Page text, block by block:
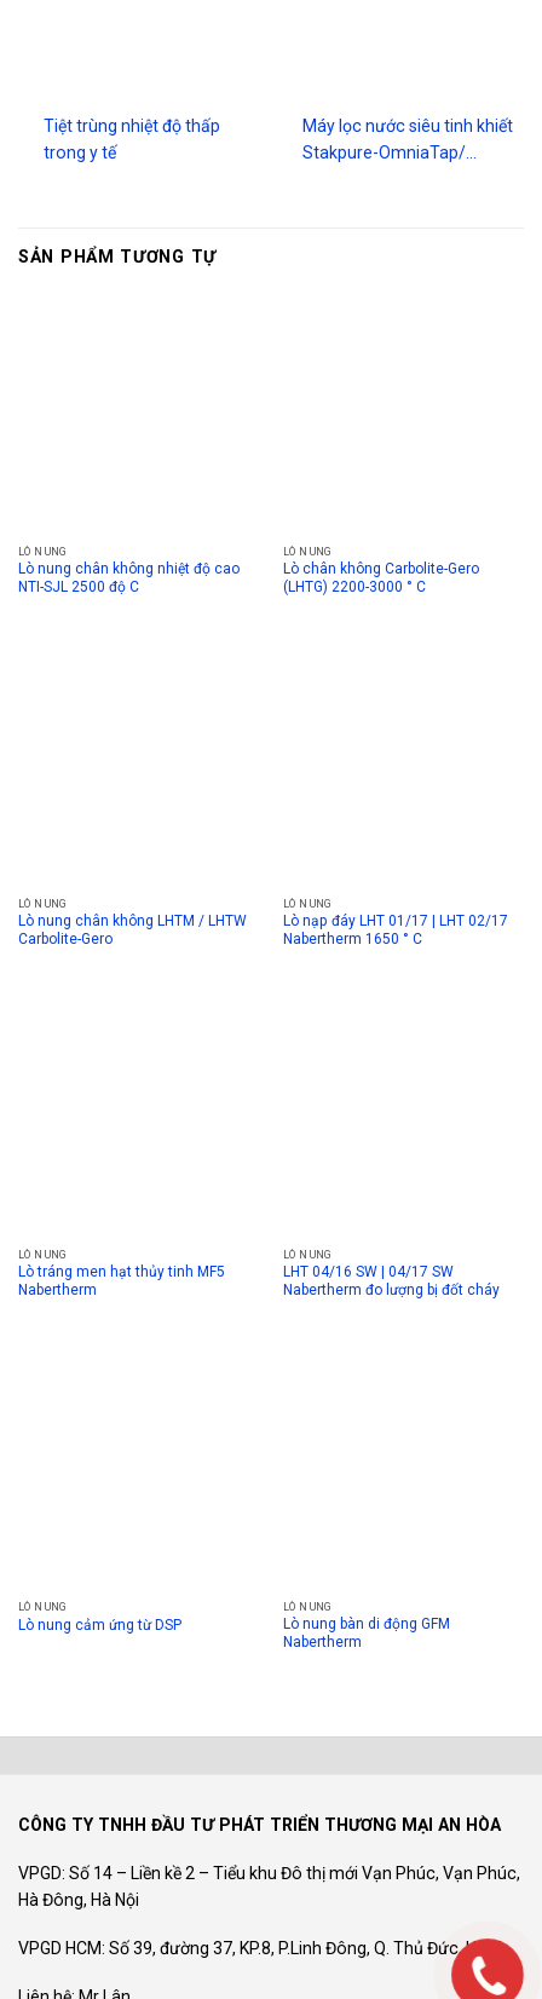
Tiệt trùng nhiệt độ thấp
trong y tế
Máy lọc nước siêu tinh khiết
Stakpure-OmniaTap/…
SẢN PHẨM TƯƠNG TỰ
LÒ NUNG
Lò nung chân không nhiệt độ cao
NTI-SJL 2500 độ C
LÒ NUNG
Lò chân không Carbolite-Gero
(LHTG) 2200-3000 ° C
LÒ NUNG
Lò nung chân không LHTM / LHTW
Carbolite-Gero
LÒ NUNG
Lò nạp đáy LHT 01/17 | LHT 02/17
Nabertherm 1650 ° C
LÒ NUNG
Lò tráng men hạt thủy tinh MF5
Nabertherm
LÒ NUNG
LHT 04/16 SW | 04/17 SW
Nabertherm đo lượng bị đốt cháy
LÒ NUNG
Lò nung cảm ứng từ DSP
LÒ NUNG
Lò nung bàn di động GFM
Nabertherm
CÔNG TY TNHH ĐẦU TƯ PHÁT TRIỂN THƯƠNG MẠI AN HÒA
VPGD: Số 14 – Liền kề 2 – Tiểu khu Đô thị mới Vạn Phúc, Vạn Phúc,
Hà Đông, Hà Nội
VPGD HCM: Số 39, đường 37, KP.8, P.Linh Đông, Q. Thủ Đức, HCM